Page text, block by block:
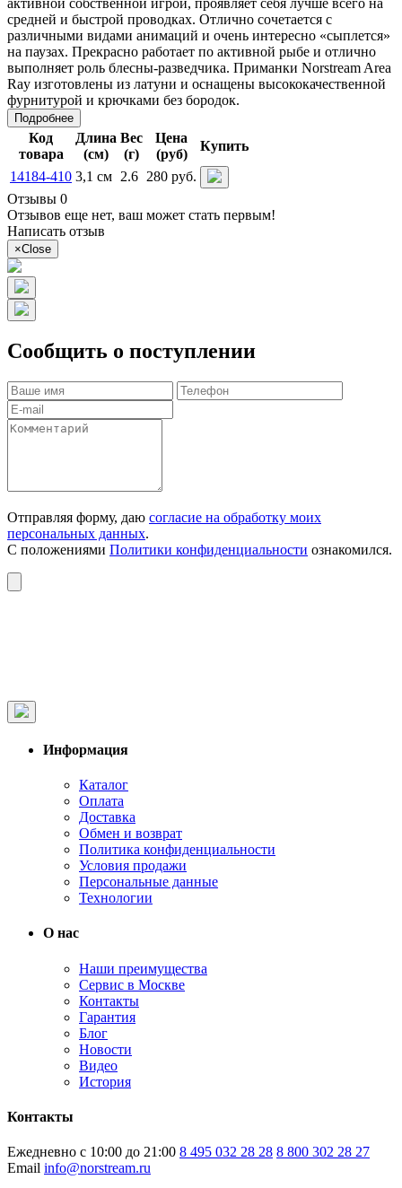
средней и быстрой проводках. Отлично сочетается с
различными видами анимаций и очень интересно «сыплется»
на паузах. Прекрасно работает по активной рыбе и отлично
выполняет роль блесны-разведчика. Приманки Norstream Area
Ray изготовлены из латуни и оснащены высококачественной
фурнитурой и крючками без бородок.
Подробнее
Код
товара
Длина
(см)
Вес
(г)
Цена
(руб)
Купить
14184-410 3,1 см 2.6 280 руб.
Отзывы 0
Отзывов еще нет, ваш может стать первым!
Написать отзыв
×Close
Сообщить о поступлении
Отправляя форму, даю согласие на обработку моих
персональных данных.
С положениями Политики конфиденциальности ознакомился.
Информация
Каталог
Оплата
Доставка
Обмен и возврат
Политика конфиденциальности
Условия продажи
Персональные данные
Технологии
О нас
Наши преимущества
Сервис в Москве
Контакты
Гарантия
Блог
Новости
Видео
История
Контакты
Ежедневно с 10:00 до 21:00 8 495 032 28 28 8 800 302 28 27
Email info@norstream.ru